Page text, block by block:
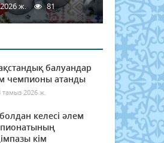
ж. 81
балуандар
чемпионы атанды
тамыз 2026 ж.
келесі әлем
кім